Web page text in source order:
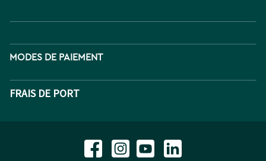
MODES DE PAIEMENT
FRAIS DE PORT